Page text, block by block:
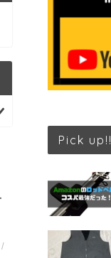
/
Pick up!!